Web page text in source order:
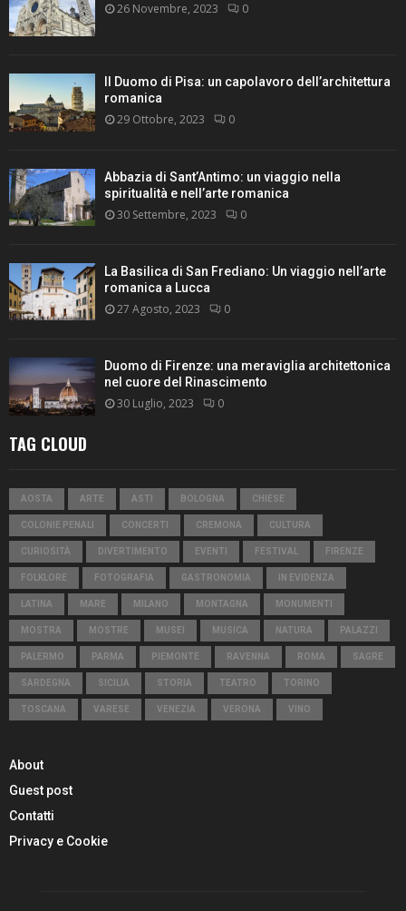
26 Novembre, 2023 0
Il Duomo di Pisa: un capolavoro dell’architettura
romanica
29 Ottobre, 2023 0
Abbazia di Sant’Antimo: un viaggio nella
spiritualità e nell’arte romanica
30 Settembre, 2023 0
La Basilica di San Frediano: Un viaggio nell’arte
romanica a Lucca
27 Agosto, 2023 0
Duomo di Firenze: una meraviglia architettonica
nel cuore del Rinascimento
30 Luglio, 2023 0
TAG CLOUD
AOSTA ARTE ASTI BOLOGNA CHIESE
COLONIE PENALI CONCERTI CREMONA CULTURA
CURIOSITÀ DIVERTIMENTO EVENTI FESTIVAL FIRENZE
FOLKLORE FOTOGRAFIA GASTRONOMIA IN EVIDENZA
LATINA MARE MILANO MONTAGNA MONUMENTI
MOSTRA MOSTRE MUSEI MUSICA NATURA PALAZZI
PALERMO PARMA PIEMONTE RAVENNA ROMA SAGRE
SARDEGNA SICILIA STORIA TEATRO TORINO
TOSCANA VARESE VENEZIA VERONA VINO
About
Guest post
Contatti
Privacy e Cookie